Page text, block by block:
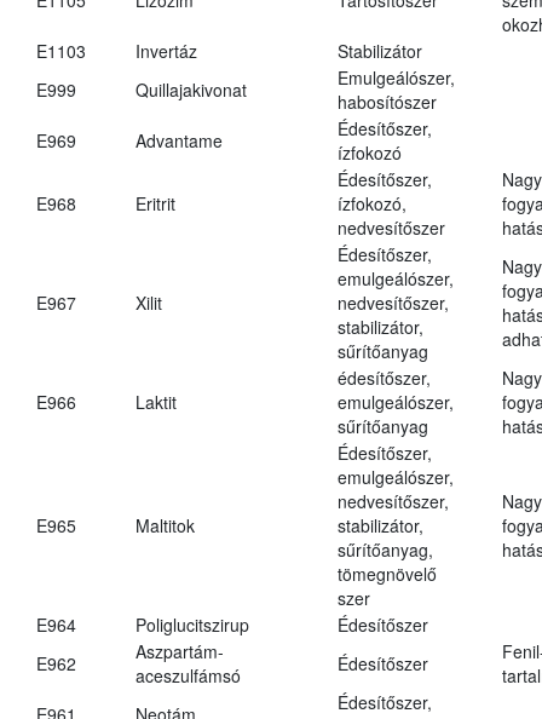
E1103
Invertáz
Stabilizátor
E999
Quillajakivonat
Emulgeálószer,
habosítószer
E969
Advantame
Édesítőszer,
ízfokozó
E968 Eritrit
Édesítőszer,
ízfokozó,
nedvesítőszer
E967 Xilit
Édesítőszer,
emulgeálószer,
nedvesítőszer,
stabilizátor,
sűrítőanyag
E966 Laktit
édesítőszer,
emulgeálószer,
sűrítőanyag
E965 Maltitok
Édesítőszer,
emulgeálószer,
nedvesítőszer,
stabilizátor,
sűrítőanyag,
tömegnövelő
szer
E964 Poliglucitszirup
Édesítőszer
E962
Aszpartám-
aceszulfámsó
Édesítőszer
E961
Neotám
Édesítőszer,